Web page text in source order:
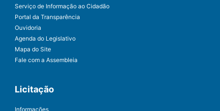
Serviço de Informação ao Cidadão
Portal da Transparência
Ouvidoria
Agenda do Legislativo
Mapa do Site
Fale com a Assembleia
Licitação
Informações